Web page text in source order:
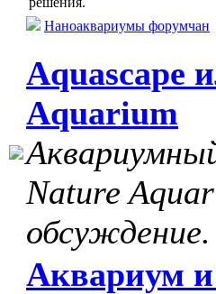
Наноаквариумы форумчан
Aquascape
Aquarium
Nature
обсуждение.
Аквариум